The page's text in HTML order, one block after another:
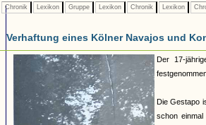
Chronik Lexikon Gruppe Lexikon Chronik Lexikon
Verhaftung eines Kölner Navajos und
Der 17-
Die Gestapo
schon